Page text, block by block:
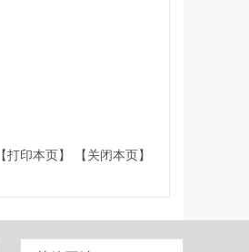
【打印本页】 【关闭本页】